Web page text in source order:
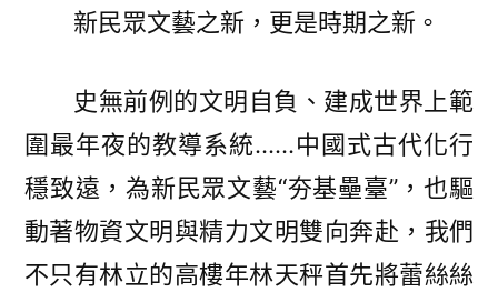
新民眾文藝之新，更是時期之新。
史無前例的文明自負、建成世界上範
圍最年夜的教導系統……中國式古代化行
穩致遠，為新民眾文藝“夯基壘臺”，也驅
動著物資文明與精力文明雙向奔赴，我們
不只有林立的高樓年林天秤首先將蕾絲絲